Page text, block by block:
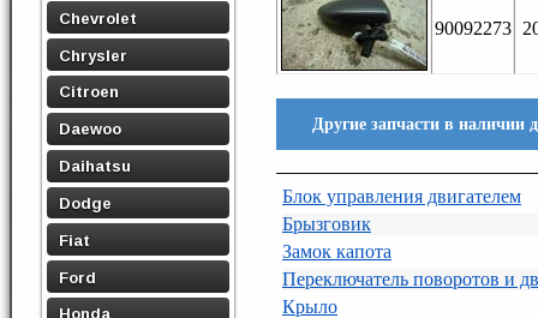
Chevrolet
Chrysler
Citroen
Daewoo
Daihatsu
Dodge
Fiat
Ford
Honda
90092273
Другие запчасти в наличии
Блок управления двигателем
Брызговик
Замок капота
Переключатель поворотов и
Крыло